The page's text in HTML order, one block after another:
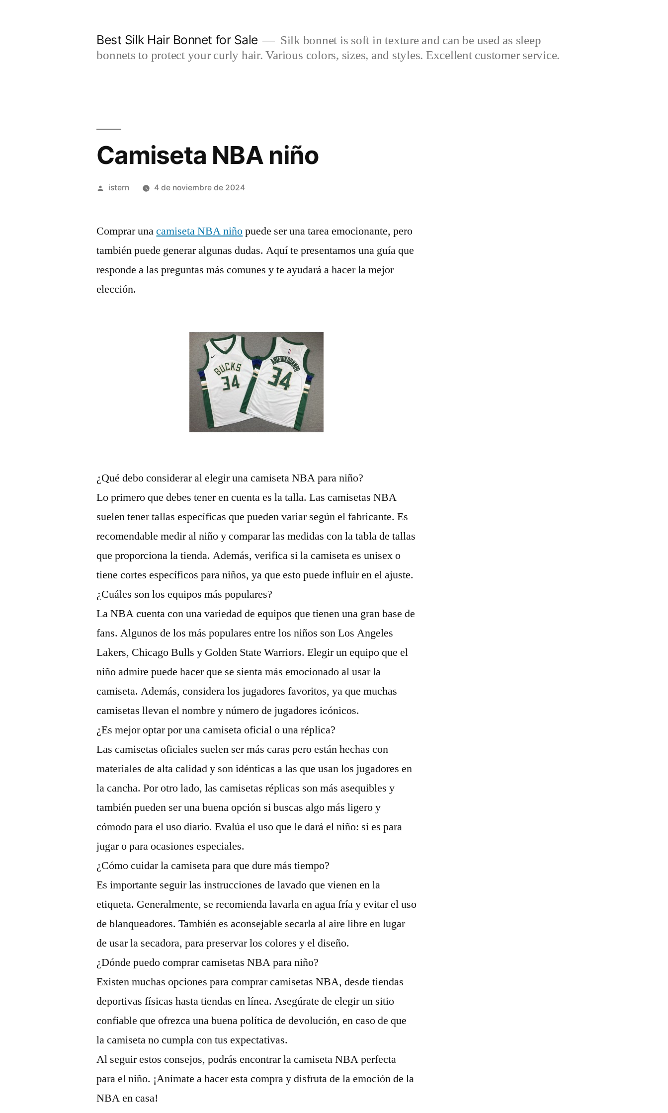
Best Silk Hair Bonnet for Sale
Silk bonnet is soft in texture and can be used as sleep
bonnets to protect your curly hair. Various colors, sizes, and styles. Excellent customer service.
Camiseta NBA niño
Publicado
istern 4 de noviembre de 2024
Comprar unacamiseta NBA niñopuede ser una tarea emocionante, pero
también puede generar algunas dudas. Aquí te presentamos una guía que
responde a las preguntas más comunes y te ayudará a hacer la mejor
elección.
¿Qué debo considerar al elegir una camiseta NBA para niño?
Lo primero que debes tener en cuenta es la talla. Las camisetas NBA
suelen tener tallas específicas que pueden variar según el fabricante. Es
recomendable medir al niño y comparar las medidas con la tabla de tallas
que proporciona la tienda. Además, verifica si la camiseta es unisex o
tiene cortes específicos para niños, ya que esto puede influir en el ajuste.
¿Cuáles son los equipos más populares?
La NBA cuenta con una variedad de equipos que tienen una gran base de
fans. Algunos de los más populares entre los niños son Los Angeles
Lakers, Chicago Bulls y Golden State Warriors. Elegir un equipo que el
niño admire puede hacer que se sienta más emocionado al usar la
camiseta. Además, considera los jugadores favoritos, ya que muchas
camisetas llevan el nombre y número de jugadores icónicos.
¿Es mejor optar por una camiseta oficial o una réplica?
Las camisetas oficiales suelen ser más caras pero están hechas con
materiales de alta calidad y son idénticas a las que usan los jugadores en
la cancha. Por otro lado, las camisetas réplicas son más asequibles y
también pueden ser una buena opción si buscas algo más ligero y
cómodo para el uso diario. Evalúa el uso que le dará el niño: si es para
jugar o para ocasiones especiales.
¿Cómo cuidar la camiseta para que dure más tiempo?
Es importante seguir las instrucciones de lavado que vienen en la
etiqueta. Generalmente, se recomienda lavarla en agua fría y evitar el uso
de blanqueadores. También es aconsejable secarla al aire libre en lugar
de usar la secadora, para preservar los colores y el diseño.
¿Dónde puedo comprar camisetas NBA para niño?
Existen muchas opciones para comprar camisetas NBA, desde tiendas
deportivas físicas hasta tiendas en línea. Asegúrate de elegir un sitio
confiable que ofrezca una buena política de devolución, en caso de que
la camiseta no cumpla con tus expectativas.
Al seguir estos consejos, podrás encontrar la camiseta NBA perfecta
para el niño. ¡Anímate a hacer esta compra y disfruta de la emoción de la
NBA en casa!